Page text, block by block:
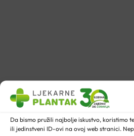
Da bismo pružili najbolje iskustvo, koristimo
ili jedinstveni ID-ovi na ovoj web stranici.